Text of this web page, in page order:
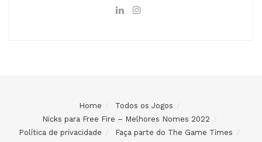
Home
Todos os Jogos
Nicks para Free Fire – Melhores Nomes 2022
Política de privacidade
Faça parte do The Game Times